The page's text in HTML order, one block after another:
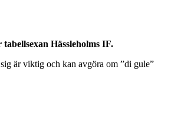
Hässleholms IF.
är viktig och kan avgöra om ”di gule”